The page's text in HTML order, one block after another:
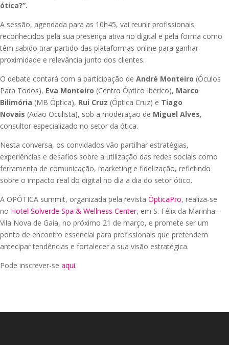
ótica?”.
A sessão, agendada para as 10h45, vai reunir profissionais
reconhecidos pela sua presença ativa no digital e pela forma como
têm sabido tirar partido das plataformas online para ganhar
proximidade e relevância junto dos clientes.
O debate contará com a participação de André Monteiro (Óculos
Para Todos), Eva Monteiro (Centro Óptico Ibérico), Marco
Bilimória (MB Óptica), Rui Cruz (Óptica Cruz) e Tiago
Novais (Adão Oculista), sob a moderação de Miguel Alves,
consultor especializado no setor da ótica.
Nesta conversa, os convidados vão partilhar estratégias,
experiências e desafios sobre a utilização das redes sociais como
ferramenta de comunicação, marketing e fidelização, refletindo
sobre o impacto real do digital no dia a dia do setor ótico.
A OPÓTICA summit, organizada pela revista ÓpticaPro, realiza-se
no Hotel Solverde Spa & Wellness Center, em S. Félix da Marinha –
Vila Nova de Gaia, no próximo 21 de março, e promete ser um
ponto de encontro essencial para profissionais que pretendem
antecipar tendências e fortalecer a sua visão estratégica.
Pode inscrever-se aqui.